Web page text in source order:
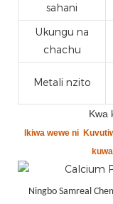
sahani
Ukungu na
chachu
Metali nzito
Kwa
Ikiwa wewe ni
Ningbo Samreal